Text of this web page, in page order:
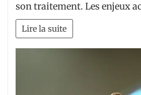
son traitement. Les enjeux
Lire la suite